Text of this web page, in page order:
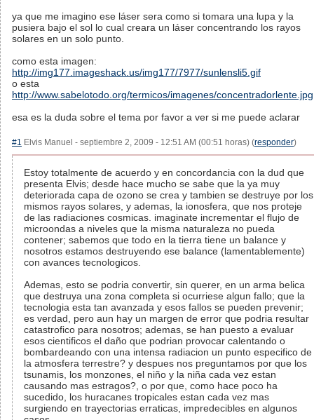
ya que me imagino ese láser sera como si tomara una lupa y la
pusiera bajo el sol lo cual creara un láser concentrando los rayos
solares en un solo punto.
como esta imagen:
http://img177.imageshack.us/img177/7977/sunlensli5.gif
o esta
http://www.sabelotodo.org/termicos/imagenes/concentradorlente.jpg
esa es la duda sobre el tema por favor a ver si me puede aclarar
#1 Elvis Manuel - septiembre 2, 2009 - 12:51 AM (00:51 horas) (responder)
Estoy totalmente de acuerdo y en concordancia con la dud que
presenta Elvis; desde hace mucho se sabe que la ya muy
deteriorada capa de ozono se crea y tambien se destruye por los
mismos rayos solares, y ademas, la ionosfera, que nos proteje
de las radiaciones cosmicas. imaginate incrementar el flujo de
microondas a niveles que la misma naturaleza no pueda
contener; sabemos que todo en la tierra tiene un balance y
nosotros estamos destruyendo ese balance (lamentablemente)
con avances tecnologicos.
Ademas, esto se podria convertir, sin querer, en un arma belica
que destruya una zona completa si ocurriese algun fallo; que la
tecnologia esta tan avanzada y esos fallos se pueden prevenir;
es verdad, pero aun hay un margen de error que podria resultar
catastrofico para nosotros; ademas, se han puesto a evaluar
esos cientificos el daño que podrian provocar calentando o
bombardeando con una intensa radiacion un punto especifico de
la atmosfera terrestre? y despues nos preguntamos por que los
tsunamis, los monzones, el niño y la niña cada vez estan
causando mas estragos?, o por que, como hace poco ha
sucedido, los huracanes tropicales estan cada vez mas
surgiendo en trayectorias erraticas, impredecibles en algunos